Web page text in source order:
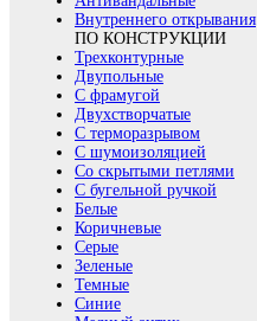
Внутреннего открывания
ПО КОНСТРУКЦИИ
Трехконтурные
Двупольные
С фрамугой
Двухстворчатые
С терморазрывом
С шумоизоляцией
Со скрытыми петлями
С бугельной ручкой
Белые
Коричневые
Серые
Зеленые
Темные
Синие